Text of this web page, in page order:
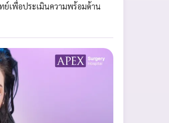
ย์เพื่อประเมินความพร้อมด้าน